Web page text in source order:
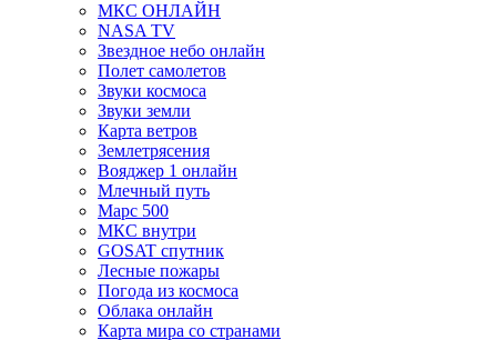
МКС ОНЛАЙН
NASA TV
Звездное небо онлайн
Полет самолетов
Звуки космоса
Звуки земли
Карта ветров
Землетрясения
Вояджер 1 онлайн
Млечный путь
Марс 500
МКС внутри
GOSAT спутник
Лесные пожары
Погода из космоса
Облака онлайн
Карта мира со странами